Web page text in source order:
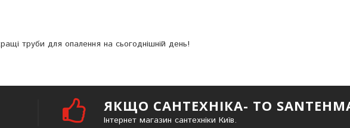
труби для опалення на сьогоднішній день!
ЯКЩО САНТЕХНІКА- ТО
Інтернет магазин сантехніки Київ.